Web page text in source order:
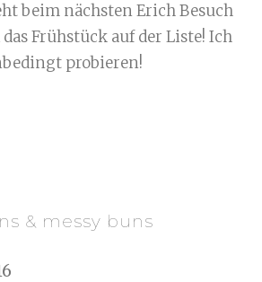
beim nächsten Erich Besuch
das Frühstück auf der Liste! Ich
probieren!
& messy buns